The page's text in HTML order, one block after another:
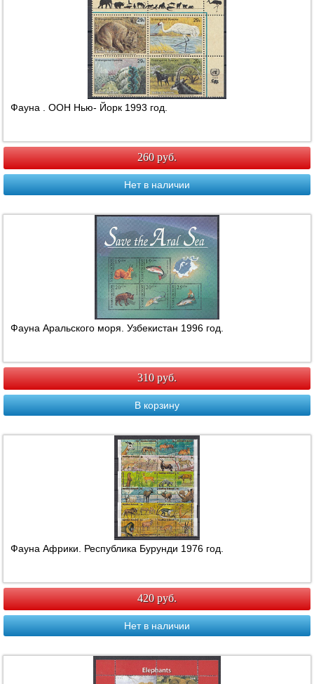
Фауна . ООН Нью- Йорк 1993 год.
260 руб.
Нет в наличии
Фауна Аральского моря. Узбекистан 1996 год.
310 руб.
В корзину
Фауна Африки. Республика Бурунди 1976 год.
420 руб.
Нет в наличии